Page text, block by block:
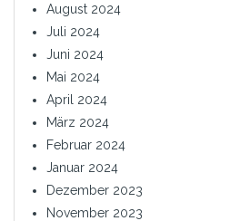
August 2024
Juli 2024
Juni 2024
Mai 2024
April 2024
März 2024
Februar 2024
Januar 2024
Dezember 2023
November 2023